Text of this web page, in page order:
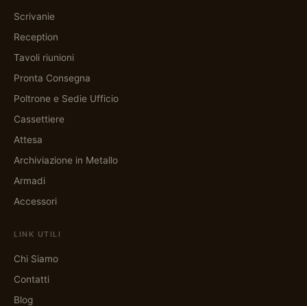
Scrivanie
Reception
Tavoli riunioni
Pronta Consegna
Poltrone e Sedie Ufficio
Cassettiere
Attesa
Archiviazione in Metallo
Armadi
Accessori
LINK UTILI
Chi Siamo
Contatti
Blog